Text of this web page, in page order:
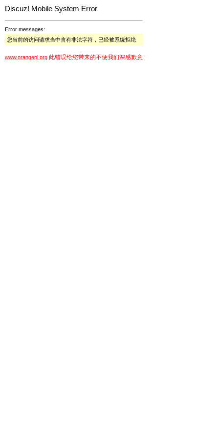
Discuz! Mobile System Error
Error messages:
您当前的访问请求当中含有非法字符，已经被系统拒绝
www.orangepi.org 此错误给您带来的不便我们深感歉意